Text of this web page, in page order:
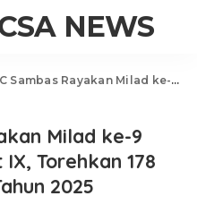
NEWS
Milad ke-9 Lewat MANICSA Fest IX, Torehkan 178 Prestasi Sepanjang Tahun 2025
Milad ke-9
Torehkan 178
2025